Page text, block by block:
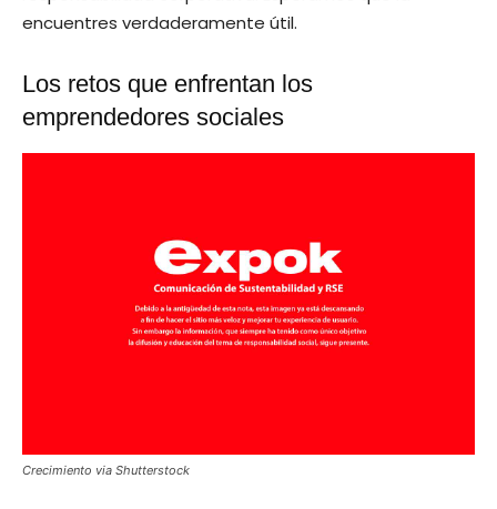
encuentres verdaderamente útil.
Los retos que enfrentan los
emprendedores sociales
Crecimiento via Shutterstock